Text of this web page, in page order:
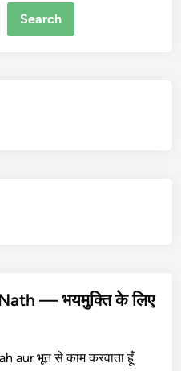
Search
Nath — भयमुक्ति के लिए
aur भूत से काम करवाता हूँ